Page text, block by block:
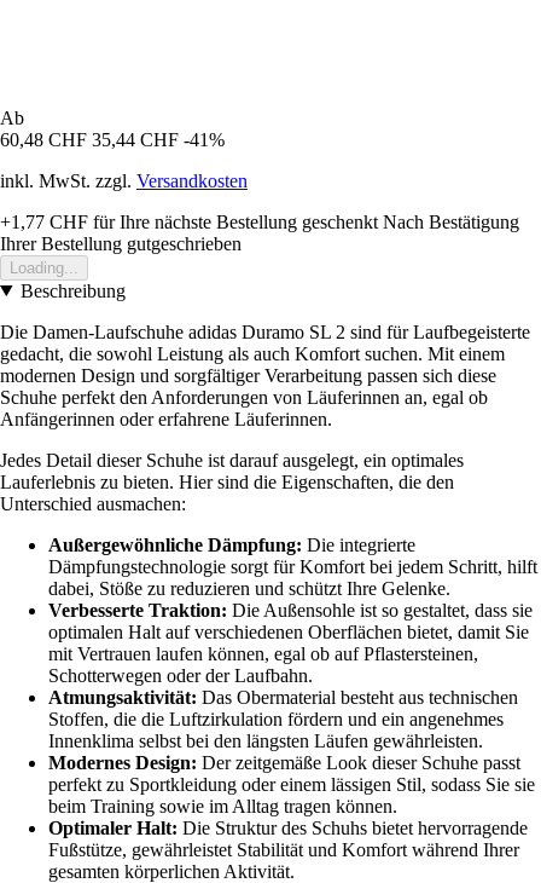
Ab
60,48 CHF 35,44 CHF -41%
inkl. MwSt. zzgl. Versandkosten
+1,77 CHF für Ihre nächste Bestellung geschenkt Nach Bestätigung
Ihrer Bestellung gutgeschrieben
Loading...
Beschreibung
Die Damen-Laufschuhe adidas Duramo SL 2 sind für Laufbegeisterte
gedacht, die sowohl Leistung als auch Komfort suchen. Mit einem
modernen Design und sorgfältiger Verarbeitung passen sich diese
Schuhe perfekt den Anforderungen von Läuferinnen an, egal ob
Anfängerinnen oder erfahrene Läuferinnen.
Jedes Detail dieser Schuhe ist darauf ausgelegt, ein optimales
Lauferlebnis zu bieten. Hier sind die Eigenschaften, die den
Unterschied ausmachen:
Außergewöhnliche Dämpfung: Die integrierte
Dämpfungstechnologie sorgt für Komfort bei jedem Schritt, hilft
dabei, Stöße zu reduzieren und schützt Ihre Gelenke.
Verbesserte Traktion: Die Außensohle ist so gestaltet, dass sie
optimalen Halt auf verschiedenen Oberflächen bietet, damit Sie
mit Vertrauen laufen können, egal ob auf Pflastersteinen,
Schotterwegen oder der Laufbahn.
Atmungsaktivität: Das Obermaterial besteht aus technischen
Stoffen, die die Luftzirkulation fördern und ein angenehmes
Innenklima selbst bei den längsten Läufen gewährleisten.
Modernes Design: Der zeitgemäße Look dieser Schuhe passt
perfekt zu Sportkleidung oder einem lässigen Stil, sodass Sie sie
beim Training sowie im Alltag tragen können.
Optimaler Halt: Die Struktur des Schuhs bietet hervorragende
Fußstütze, gewährleistet Stabilität und Komfort während Ihrer
gesamten körperlichen Aktivität.